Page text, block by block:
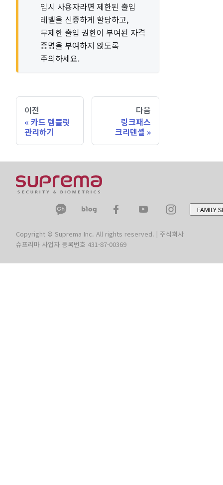
임시 사용자라면 제한된 출입
레벨을 신중하게 할당하고,
무제한 출입 권한이 부여된 자격
증명을 부여하지 않도록
주의하세요.
이전
카드 템플릿
관리하기
다음
링크패스
크리덴셜
FAMILY
Copyright © Suprema Inc. All rights reserved. | 주식회사
슈프리마 사업자 등록번호 431-87-00369